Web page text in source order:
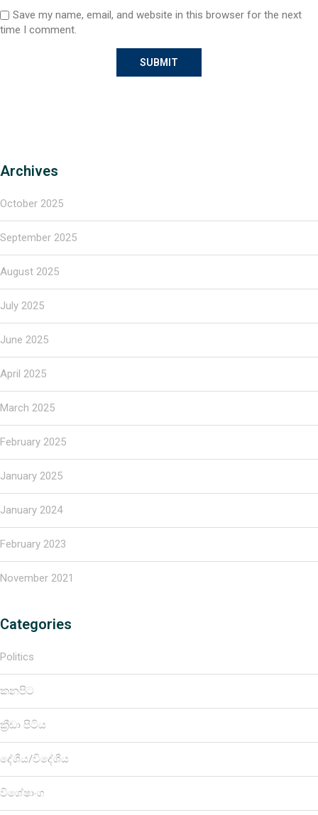
Save my name, email, and website in this browser for the next
time I comment.
Archives
October 2025
September 2025
August 2025
July 2025
June 2025
April 2025
March 2025
February 2025
January 2025
January 2024
February 2023
November 2021
Categories
Politics
කනපිට
ක්‍රීඩා පිටිය
දේශීය/විදේශීය
විශේෂාංග